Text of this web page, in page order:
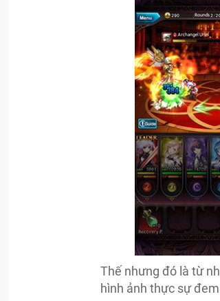
Thế nhưng đó là từ
hình ảnh thực sự